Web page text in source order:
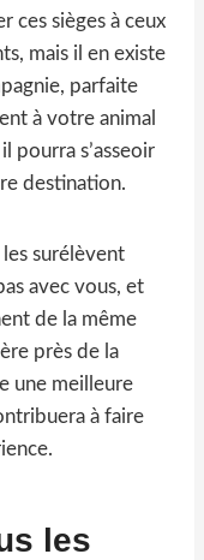
ces sièges à ceux
mais il en existe
parfaite
à votre animal
pourra s’asseoir
destination.
les surélèvent
avec vous, et
de la même
près de la
une meilleure
à faire
les